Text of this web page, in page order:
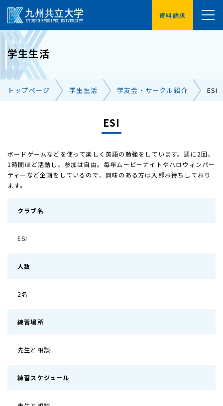
資料請求
受験生の方へ
卒業生の方へ 保護者の方へ
学生生活
トップページ 学生生活 学友会・サークル紹介 ESI
ESI
ボードゲームなどを使って楽しく英語の勉強をしています。週に2回、
1時間ほど活動し、参加は自由。毎年ムービーナイトやハロウィンパー
ティーなど企画をしているので、興味のある方は入部お待ちしており
ます。
クラブ名
ESI
人数
2名
練習場所
先生と相談
練習スケジュール